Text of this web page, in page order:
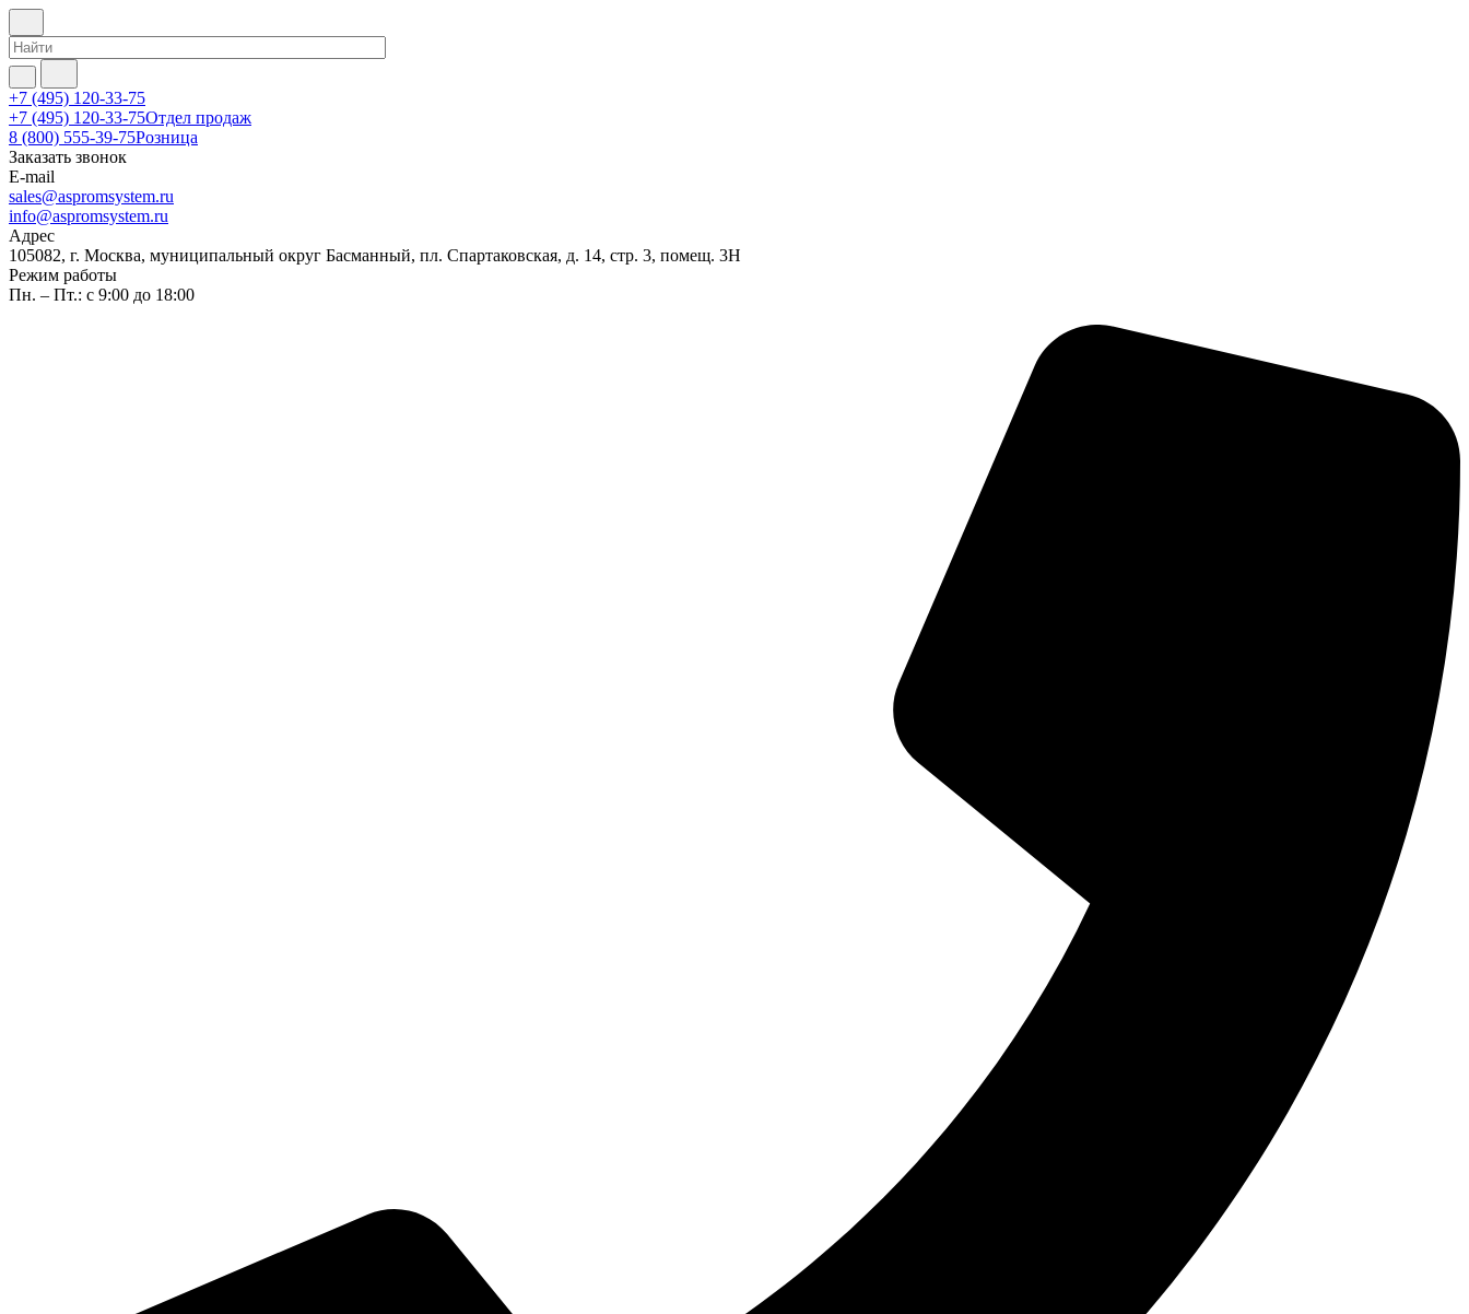
+7 (495) 120-33-75
+7 (495) 120-33-75Отдел продаж
8 (800) 555-39-75Розница
Заказать звонок
E-mail
sales@aspromsystem.ru
info@aspromsystem.ru
Адрес
105082, г. Москва, муниципальный округ Басманный, пл. Спартаковская, д. 14, стр. 3, помещ. 3Н
Режим работы
Пн. – Пт.: с 9:00 до 18:00